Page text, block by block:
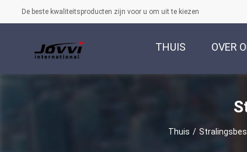
De beste kwaliteitsproducten zijn voor u om uit te kiezen
THUIS OVER
Thuis /